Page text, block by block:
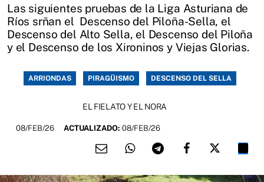
Las siguientes pruebas de la Liga Asturiana de
Ríos srñan el Descenso del Piloña-Sella, el
Descenso del Alto Sella, el Descenso del Piloña
y el Descenso de los Xironinos y Viejas Glorias.
ARRIONDAS PIRAGÜISMO DESCENSO DEL SELLA
EL FIELATO Y EL NORA
08/FEB/26 ACTUALIZADO: 08/FEB/26